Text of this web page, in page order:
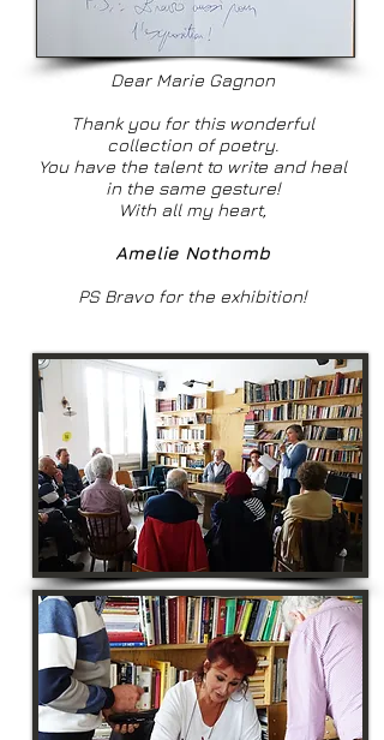
Dear Marie Gagnon
Thank you for this wonderful
collection of poetry.
You have the talent to write and heal
in the same gesture!
With all my heart,
Amelie Nothomb
PS Bravo for the exhibition!